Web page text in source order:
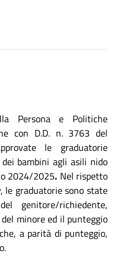
Persona e Politiche
con D.D. n. 3763 del
le graduatorie
bambini agli asili nido
2024/2025. Nel rispetto
le graduatorie sono state
genitore/richiedente,
minore ed il punteggio
a parità di punteggio,